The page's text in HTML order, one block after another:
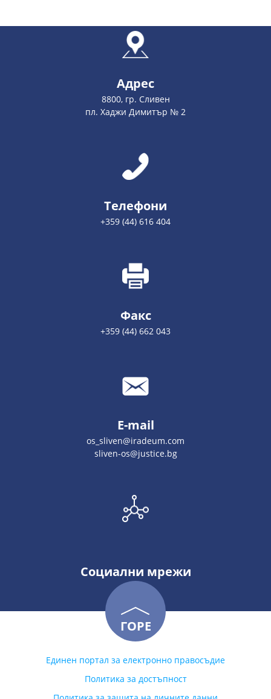
Адрес
8800, гр. Сливен
пл. Хаджи Димитър № 2
Телефони
+359 (44) 616 404
Факс
+359 (44) 662 043
E-mail
os_sliven@iradeum.com
sliven-os@justice.bg
Социални мрежи
ГОРЕ
Единен портал за електронно правосъдие
Политика за достъпност